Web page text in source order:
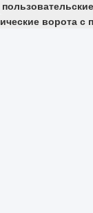
ворота